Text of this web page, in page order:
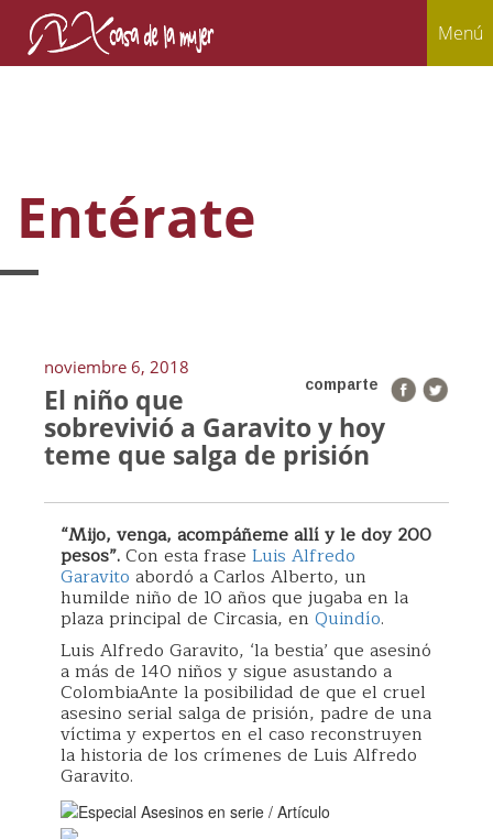
Menú
Entérate
noviembre 6, 2018
comparte
El niño que
sobrevivió a Garavito y hoy
teme que salga de prisión
“Mijo, venga, acompáñeme allí y le doy 200
pesos”.Con esta frase Luis Alfredo
Garavito abordó a Carlos Alberto, un
humilde niño de 10 años que jugaba en la
plaza principal de Circasia, en Quindío.
Luis Alfredo Garavito, ‘la bestia’ que asesinó
a más de 140 niños y sigue asustando a
ColombiaAnte la posibilidad de que el cruel
asesino serial salga de prisión, padre de una
víctima y expertos en el caso reconstruyen
la historia de los crímenes de Luis Alfredo
Garavito.